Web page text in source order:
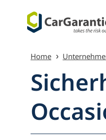
Zum Inhalt springen
Home